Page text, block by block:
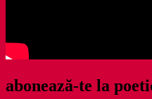
abonează-te la